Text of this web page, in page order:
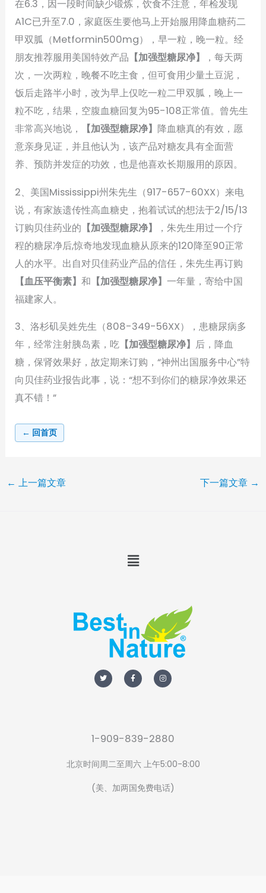
在6.3，因一段时间缺少锻炼，饮食不注意，年检发现
A1C已升至7.0，家庭医生要他马上开始服用降血糖药二
甲双胍（Metformin500mg），早一粒，晚一粒。经
朋友推荐服用美国特效产品 【加强型糖尿净】
，每天两
次，一次两粒，晚餐不吃主食，但可食用少量土豆泥，
饭后走路半小时，改为早上仅吃一粒二甲双胍，晚上一
粒不吃，结果，空腹血糖回复为95-108正常值。曾先生
非常高兴地说，
【加强型糖尿净】 降血糖真的有效，愿
意亲身见证，并且他认为，该产品对糖友具有全面营
养、预防并发症的功效，也是他喜欢长期服用的原因。
2、美国Mississippi州朱先生（917-657-60XX）来电
说，有家族遗传性高血糖史，抱着试试的想法于2/15/13
订购贝佳药业的 【加强型糖尿净】
，朱先生用过一个疗
程的糖尿净后,惊奇地发现血糖从原来的120降至90正常
人的水平。出自对贝佳药业产品的信任，朱先生再订购
【血压平衡素】和 【加强型糖尿净】一年量，寄给中国
福建家人。
3、洛杉矶吴姓先生（808-349-56XX），患糖尿病多
年，经常注射胰岛素，吃 【加强型糖尿净】 后，降血
糖，保肾效果好，故定期来订购，“神州出国服务中心”特
向贝佳药业报告此事，说：“想不到你们的糖尿净效果还
真不错！”
← 回首页
← 上一篇文章 下一篇文章 →
Menu
w
i
t
a
c
e
n
s
t
1-909-839-2880
北京时间周二至周六 上午5:00-8:00
(美、加两国免费电话)